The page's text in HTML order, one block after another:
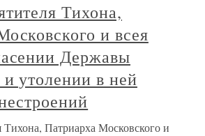
Тихона,
и всея
Державы
утолении в ней
Тихона, Патриарха Московского и